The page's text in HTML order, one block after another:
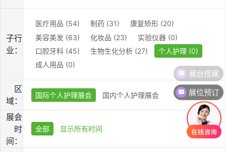
子行
业：
医疗用品 (54) 制药 (31)
康复矫形 (20)
美容美发 (63)
化妆品 (23)
实验仪器 (0)
口腔牙科 (45)
生物生化分析 (27)
个人护理 (0)
成人用品 (0)
区
域：
国际个人护理展会 国内个人护理展会
展会
时
间：
全部 显示所有时间
展位预订
展台搭建